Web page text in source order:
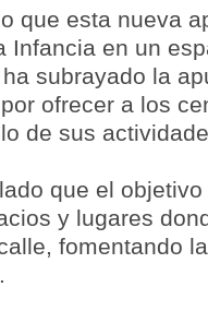
que esta nueva
Infancia en un
subrayado la
ofrecer a los
de sus
que el
y lugares
fomentando